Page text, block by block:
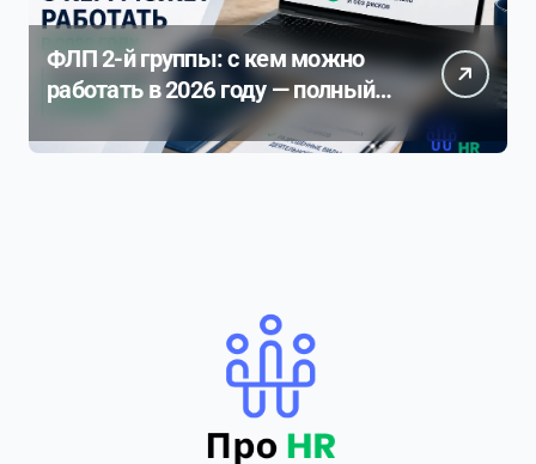
ФЛП 2-й группы: с кем можно
работать в 2026 году — полный
разбор ограничений и рисков